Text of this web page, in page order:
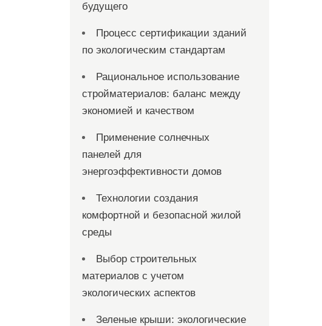
будущего
Процесс сертификации зданий
по экологическим стандартам
Рациональное использование
стройматериалов: баланс между
экономией и качеством
Применение солнечных
панелей для
энергоэффективности домов
Технологии создания
комфортной и безопасной жилой
среды
Выбор строительных
материалов с учетом
экологических аспектов
Зеленые крыши: экологические